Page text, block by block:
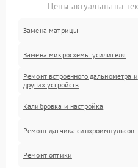
Цены актуальны на
Замена матрицы
Замена микросхемы усилителя
Ремонт встроенного дальнометра и
других устройств
Калибровка и настройка
Ремонт датчика синхроимпульсов
Ремонт оптики